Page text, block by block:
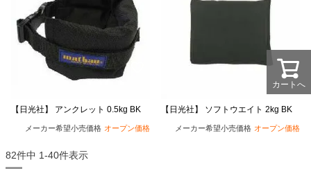
【日光社】 アンクレット 0.5kg BK
メーカー希望小売価格 オープン価格
【日光社】 ソフトウエイト 2kg BK
メーカー希望小売価格 オープン価格
82件中 1-40件表示
カートへ